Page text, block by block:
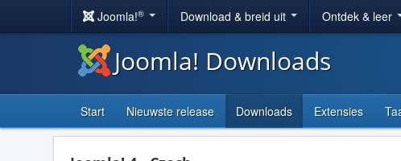
Joomla!® Download & breid uit Ontdek & leer
Joomla! Downloads
Start Nieuwste release Downloads Extensies